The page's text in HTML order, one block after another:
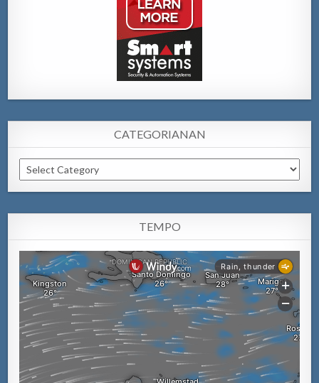
CATEGORIANAN
Categorianan
TEMPO